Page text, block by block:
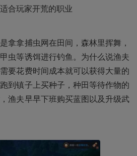
合玩家开荒的职业
拿拿捕虫网在田间，森林里挥舞，
虫等诱饵进行钓鱼。为什么说渔夫
要花费时间成本就可以获得大量的
到镇子上买种子，种田等待作物的
渔夫早早下班购买蓝图以及升级武